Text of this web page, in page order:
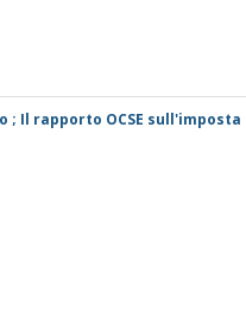
; Il rapporto OCSE